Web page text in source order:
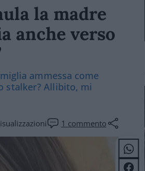
la madre
anche verso
ammessa come
stalker? Allibito, mi
1 commento